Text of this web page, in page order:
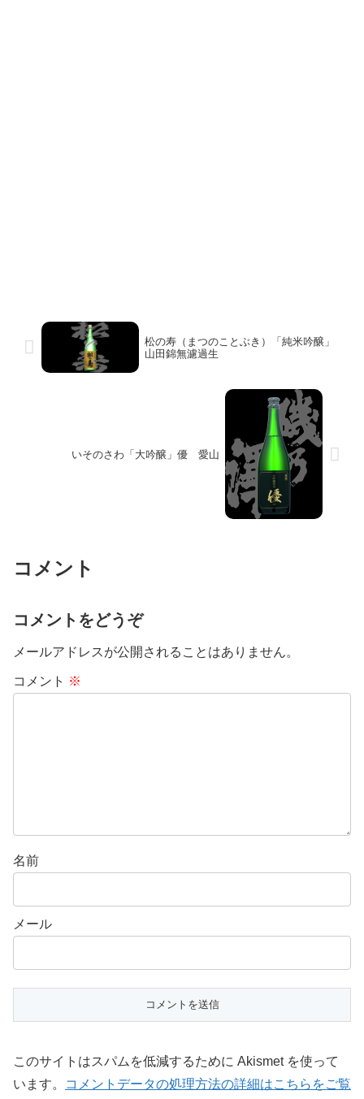
松の寿（まつのことぶき）「純米吟醸」
山田錦無濾過生
いそのさわ「大吟醸」優 愛山
コメント
コメントをどうぞ
メールアドレスが公開されることはありません。
コメント ※
名前
メール
このサイトはスパムを低減するために Akismet を使って
います。
コメントデータの処理方法の詳細はこちらをご覧